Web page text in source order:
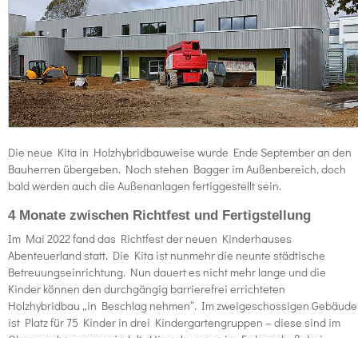
Die neue Kita in Holzhybridbauweise wurde Ende September an den
Bauherren übergeben. Noch stehen Bagger im Außenbereich, doch
bald werden auch die Außenanlagen fertiggestellt sein.
4 Monate zwischen Richtfest und Fertigstellung
Im Mai 2022 fand das Richtfest der neuen Kinderhauses
Abenteuerland statt. Die Kita ist nunmehr die neunte städtische
Betreuungseinrichtung. Nun dauert es nicht mehr lange und die
Kinder können den durchgängig barrierefrei errichteten
Holzhybridbau „in Beschlag nehmen“. Im zweigeschossigen Gebäude
ist Platz für 75 Kinder in drei Kindergartengruppen – diese sind im